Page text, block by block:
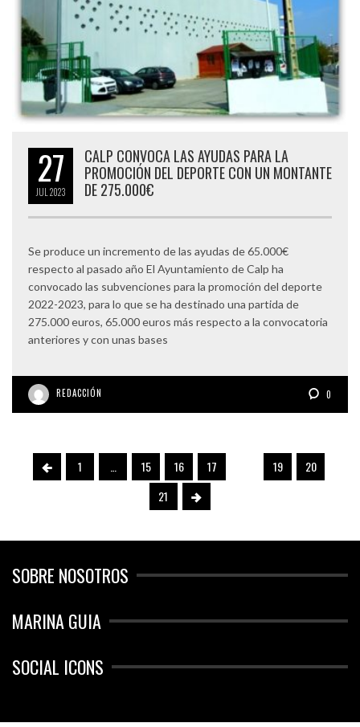
27
JUL2023
CALP CONVOCA LAS AYUDAS PARA LA
PROMOCIÓN DEL DEPORTE CON UN MONTANTE
DE 275.000€
Se produce un incremento de las ayudas de 65.000€
respecto al pasado año El Ayuntamiento de Calp ha
convocado las subvenciones para la promoción del deporte
2022-2023, para lo que se ha destinado una partida de
275.000 euros, 65.000 euros más respecto a la convocatoria
anteriores y con unas bases
REDACCIÓN 0
1 15 16 17 19
20
21
SOBRE NOSOTROS
MARINA GUIA
SOCIAL ICONS